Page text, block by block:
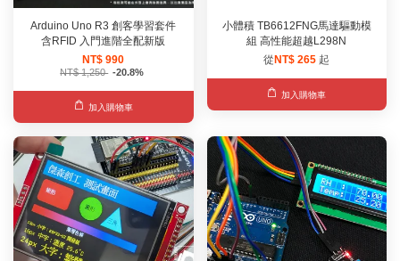
Arduino Uno R3 創客學習套件
含RFID 入門進階全配新版
NT$ 990
NT$ 1,250 -20.8%
加入購物車
小體積 TB6612FNG馬達驅動模
組 高性能超越L298N
從 NT$ 265 起
加入購物車